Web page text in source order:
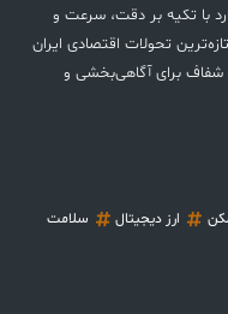
با تکیه بر دقت، سرعت و
تحولات اقتصادی ایران
شفاف برای آگاهی‌بخشی و
ارز دیجیتال
سلامت